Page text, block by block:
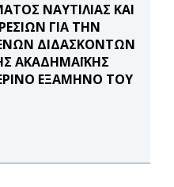
ΝΑΥΤΙΛΙΑΣ ΚΑΙ
ΓΙΑ ΤΗΝ
ΔΙΔΑΣΚΟΝΤΩΝ
ΑΚΑΔΗΜΑΪΚΗΣ
ΕΞΑΜΗΝΟ ΤΟΥ